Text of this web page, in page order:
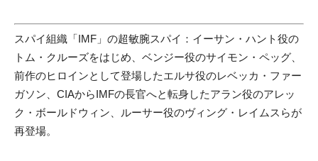
スパイ組織「IMF」の超敏腕スパイ：イーサン・ハント役の
トム・クルーズをはじめ、ベンジー役のサイモン・ペッグ、
前作のヒロインとして登場したエルサ役のレベッカ・ファー
ガソン、CIAからIMFの長官へと転身したアラン役のアレッ
ク・ボールドウィン、ルーサー役のヴィング・レイムスらが
再登場。